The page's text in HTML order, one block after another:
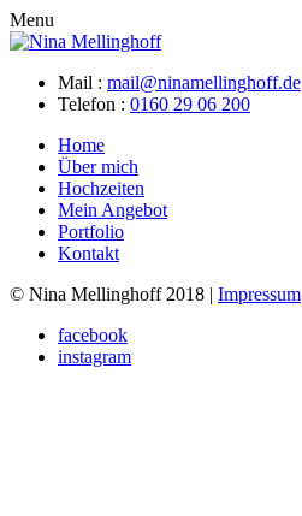
Menu
Mail : mail@ninamellinghoff.de
Telefon : 0160 29 06 200
Home
Über mich
Hochzeiten
Mein Angebot
Portfolio
Kontakt
© Nina Mellinghoff 2018 | Impressum
facebook
instagram